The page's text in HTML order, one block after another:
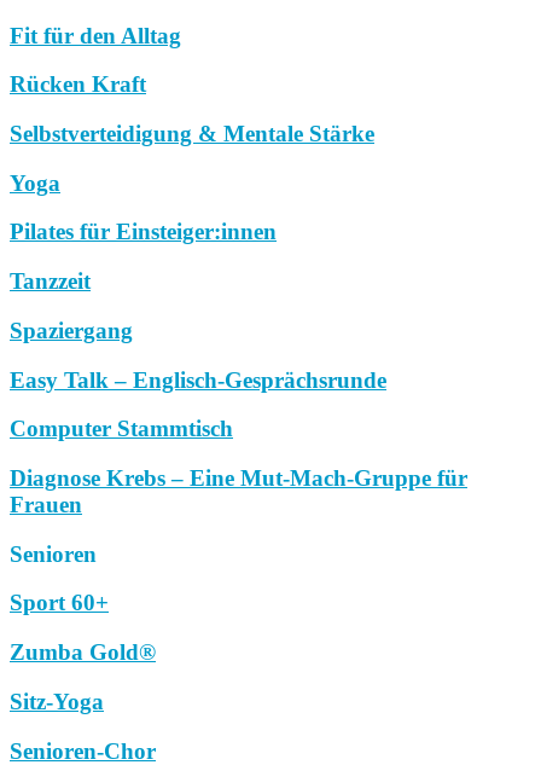
Fit für den Alltag
Rücken Kraft
Selbstverteidigung & Mentale Stärke
Yoga
Pilates für Einsteiger:innen
Tanzzeit
Spaziergang
Easy Talk – Englisch-Gesprächsrunde
Computer Stammtisch
Diagnose Krebs – Eine Mut-Mach-Gruppe für
Frauen
Senioren
Sport 60+
Zumba Gold®
Sitz-Yoga
Senioren-Chor